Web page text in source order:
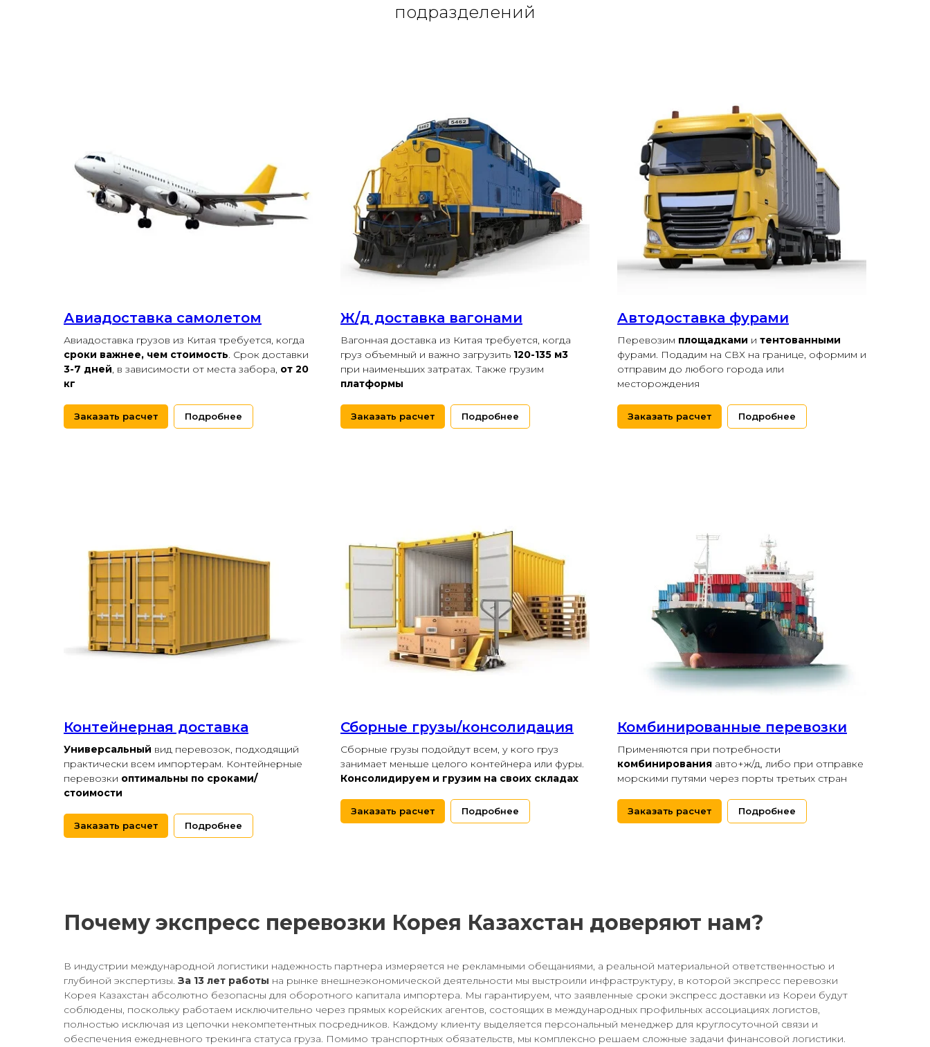
подразделений
Авиадоставка самолетом
Авиадоставка грузов из Китая требуется, когда
сроки важнее, чем стоимость. Срок доставки
3-7 дней, в зависимости от места забора, от 20
кг
Заказать расчет Подробнее
Ж/д доставка вагонами
Вагонная доставка из Китая требуется, когда
груз объемный и важно загрузить 120-135 м3
при наименьших затратах. Также грузим
платформы
Заказать расчет Подробнее
Автодоставка фурами
Перевозим площадками и тентованными
фурами. Подадим на СВХ на границе, оформим и
отправим до любого города или
месторождения
Заказать расчет Подробнее
Контейнерная доставка
Универсальный вид перевозок, подходящий
практически всем импортерам. Контейнерные
перевозки оптимальны по сроками/
стоимости
Заказать расчет Подробнее
Сборные грузы/консолидация
Сборные грузы подойдут всем, у кого груз
занимает меньше целого контейнера или фуры.
Консолидируем и грузим на своих складах
Заказать расчет Подробнее
Комбинированные перевозки
Применяются при потребности
комбинирования авто+ж/д, либо при отправке
морскими путями через порты третьих стран
Заказать расчет Подробнее
Почему экспресс перевозки Корея Казахстан доверяют нам?
В индустрии международной логистики надежность партнера измеряется не рекламными обещаниями, а реальной материальной ответственностью и
глубиной экспертизы. За 13 лет работы на рынке внешнеэкономической деятельности мы выстроили инфраструктуру, в которой экспресс перевозки
Корея Казахстан абсолютно безопасны для оборотного капитала импортера. Мы гарантируем, что заявленные сроки экспресс доставки из Кореи будут
соблюдены, поскольку работаем исключительно через прямых корейских агентов, состоящих в международных профильных ассоциациях логистов,
полностью исключая из цепочки некомпетентных посредников. Каждому клиенту выделяется персональный менеджер для круглосуточной связи и
обеспечения ежедневного трекинга статуса груза. Помимо транспортных обязательств, мы комплексно решаем сложные задачи финансовой логистики.